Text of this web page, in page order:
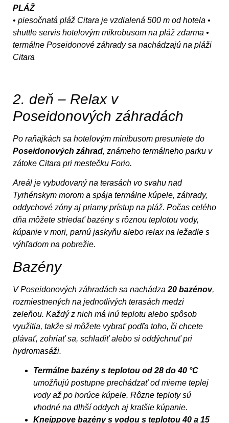
PLÁŽ
• piesočnatá pláž Citara je vzdialená 500 m od hotela •
shuttle servis hotelovým mikrobusom na pláž zdarma •
termálne Poseidonové záhrady sa nachádzajú na pláži
Citara
2. deň – Relax v
Poseidonových záhradách
Po raňajkách sa hotelovým minibusom presuniete do
Poseidonových záhrad, známeho termálneho parku v
zátoke Citara pri mestečku Forio.
Areál je vybudovaný na terasách vo svahu nad
Tyrhénskym morom a spája termálne kúpele, záhrady,
oddychové zóny aj priamy prístup na pláž. Počas celého
dňa môžete striedať bazény s rôznou teplotou vody,
kúpanie v mori, parnú jaskyňu alebo relax na ležadle s
výhľadom na pobrežie.
Bazény
V Poseidonových záhradách sa nachádza 20 bazénov,
rozmiestnených na jednotlivých terasách medzi
zeleňou. Každý z nich má inú teplotu alebo spôsob
využitia, takže si môžete vybrať podľa toho, či chcete
plávať, zohriať sa, schladiť alebo si oddýchnuť pri
hydromasáži.
Termálne bazény s teplotou od 28 do 40 °C
umožňujú postupne prechádzať od mierne teplej
vody až po horúce kúpele. Rôzne teploty sú
vhodné na dlhší oddych aj kratšie kúpanie.
Kneippove bazény s vodou s teplotou 40 a 15